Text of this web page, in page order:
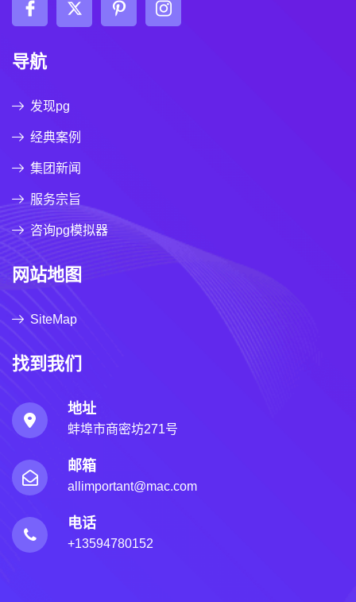
导航
发现pg
经典案例
集团新闻
服务宗旨
咨询pg模拟器
网站地图
SiteMap
找到我们
地址
蚌埠市商密坊271号
邮箱
allimportant@mac.com
电话
+13594780152